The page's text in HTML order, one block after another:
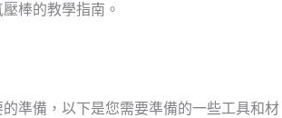
棒的教學指南。
準備，以下是您需要準備的一些工具和材